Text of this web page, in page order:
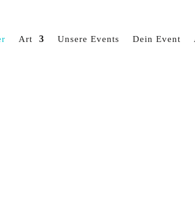
Art Unsere Events Dein Event